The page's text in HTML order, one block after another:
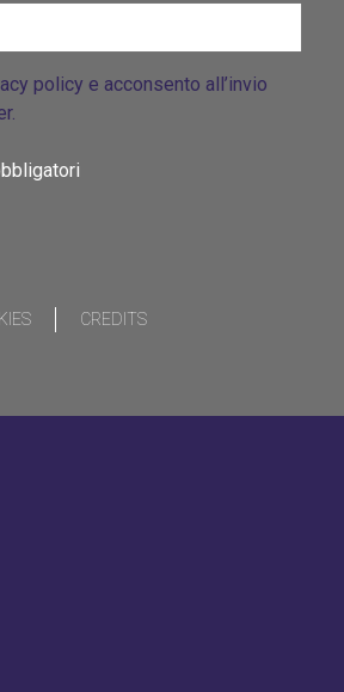
policy e acconsento all’invio
CREDITS